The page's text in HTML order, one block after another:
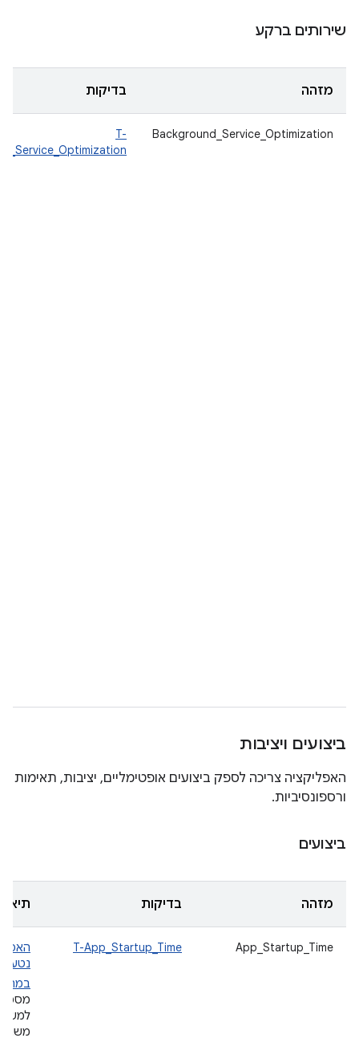
שירותים ברקע
מזהה בדיקות
Background_Service_Optimization
T-
ביצועים ויציבות
האפליקציה צריכה לספק ביצועים אופטימליים, יציבות, תאימות
ורספונסיביות.
ביצועים
מזהה בדיקות תיאור
App_Startup_Time
T-App_Startup_Time